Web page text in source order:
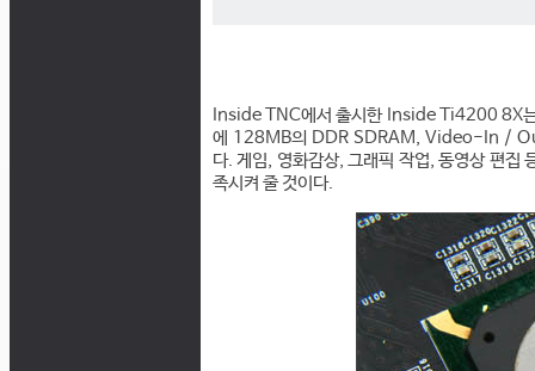
Inside TNC에서 출시한 Inside Ti4200 8X
에 128MB의 DDR SDRAM, Video-In / Out
다. 게임, 영화감상, 그래픽 작업, 동영상 편집
족시켜 줄 것이다.